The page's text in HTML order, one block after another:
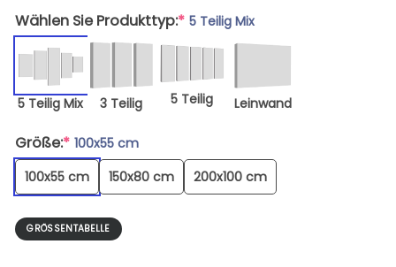
Wählen Sie Produkttyp:* 5 Teilig Mix
5 Teilig Mix 3 Teilig 5 Teilig Leinwand
Größe:* 100x55 cm
100x55 cm
150x80 cm 200x100 cm
GRÖSSENTABELLE